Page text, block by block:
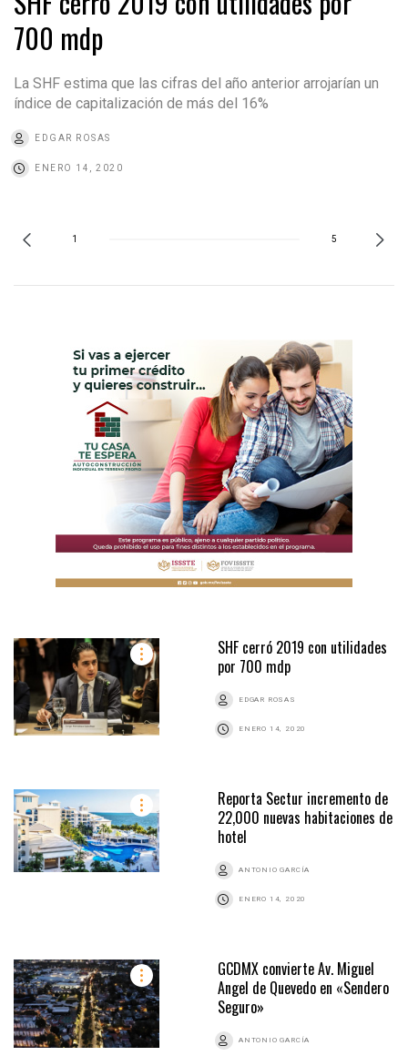
700 mdp
La SHF estima que las cifras del año anterior arrojarían un
índice de capitalización de más del 16%
EDGAR ROSAS
ENERO 14, 2020
1 5
SHF cerró 2019 con utilidades
por 700 mdp
EDGAR ROSAS
ENERO 14, 2020
Reporta Sectur incremento de
22,000 nuevas habitaciones de
hotel
ANTONIO GARCÍA
ENERO 14, 2020
GCDMX convierte Av. Miguel
Angel de Quevedo en «Sendero
Seguro»
ANTONIO GARCÍA